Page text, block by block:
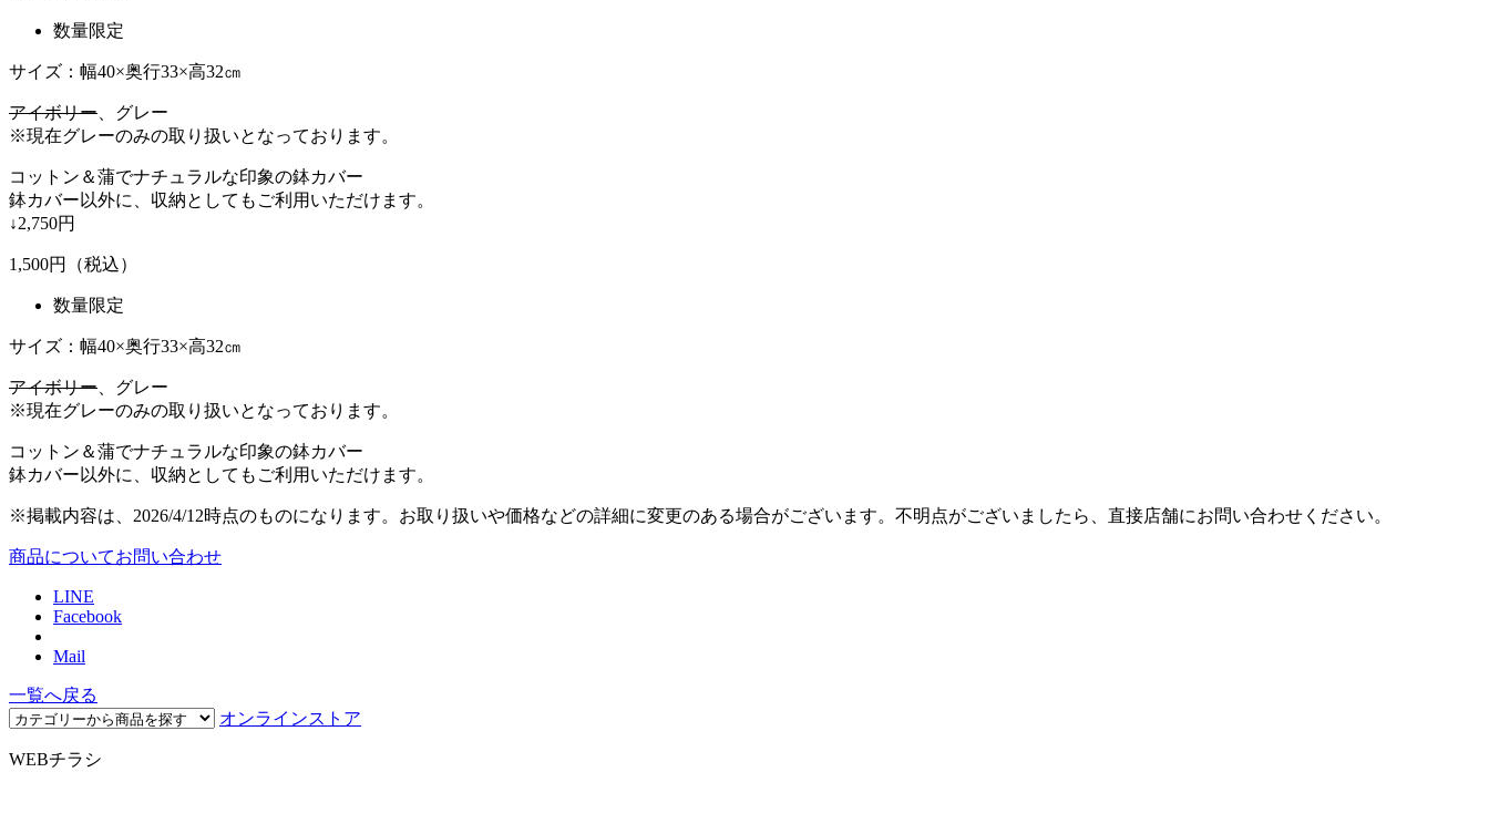
数量限定
サイズ：幅40×奥行33×高32㎝
アイボリー 、グレー
※現在グレーのみの取り扱いとなっております。
コットン＆蒲でナチュラルな印象の鉢カバー
鉢カバー以外に、収納としてもご利用いただけます。
↓2,750円
1,500円（税込）
数量限定
サイズ：幅40×奥行33×高32㎝
アイボリー 、グレー
※現在グレーのみの取り扱いとなっております。
コットン＆蒲でナチュラルな印象の鉢カバー
鉢カバー以外に、収納としてもご利用いただけます。
※掲載内容は、2026/4/12時点のものになります。お取り扱いや価格などの詳細に変更のある場合がございます。不明点がございましたら、直接店舗にお問い合わせください。
商品についてお問い合わせ
LINE
Facebook
Mail
一覧へ戻る
オンラインストア
WEBチラシ